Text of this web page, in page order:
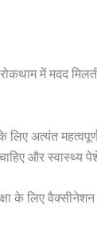
में मदद
अत्यंत
और स्वास्थ्य
के लिए वैक्सीनेशन